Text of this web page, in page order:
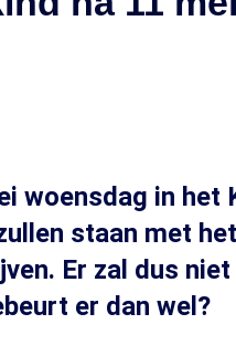
woensdag in het
staan met het
Er zal dus
er dan wel?